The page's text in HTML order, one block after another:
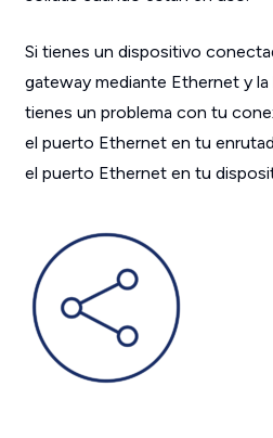
Si tienes un dispositivo
gateway mediante Ethernet y la
tienes un problema con tu
el puerto Ethernet en tu
el puerto Ethernet en tu